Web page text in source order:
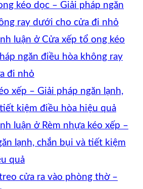
kéo dọc – Giải pháp ngăn
ray dưới cho cửa đi nhỏ
luận ở Cửa xếp tổ ong kéo
ngăn điều hòa không ray
đi nhỏ
xếp – Giải pháp ngăn lạnh,
kiệm điều hòa hiệu quả
luận ở Rèm nhựa kéo xếp –
lạnh, chắn bụi và tiết kiệm
quả
cửa ra vào phòng thờ –